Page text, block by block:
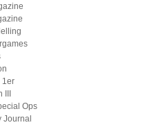
1er
III
Ops
Journal